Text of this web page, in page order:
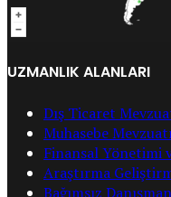
UZMANLIK ALANLARI
Dış Ticaret
Muhasebe
Finansal Yönetimi
Araştırma
Bağımsız